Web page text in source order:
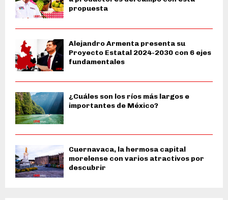
propuesta
Alejandro Armenta presenta su
Proyecto Estatal 2024-2030 con 6 ejes
fundamentales
¿Cuáles son los ríos más largos e
importantes de México?
Cuernavaca, la hermosa capital
morelense con varios atractivos por
descubrir